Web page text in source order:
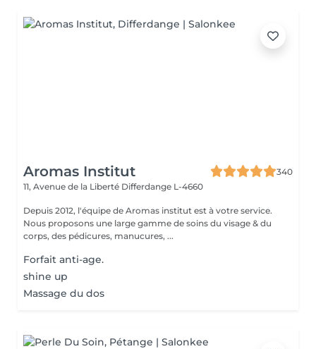
Aromas Institut
340
11, Avenue de la Liberté Differdange L-4660
Depuis 2012, l'équipe de Aromas institut est à votre service.
Nous proposons une large gamme de soins du visage & du
corps, des pédicures, manucures, ...
Forfait anti-age.
shine up
Massage du dos